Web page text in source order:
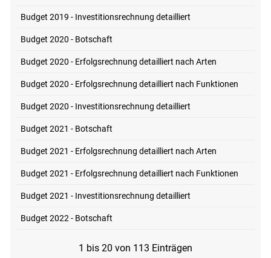
Budget 2019 - Investitionsrechnung detailliert
Budget 2020 - Botschaft
Budget 2020 - Erfolgsrechnung detailliert nach Arten
Budget 2020 - Erfolgsrechnung detailliert nach Funktionen
Budget 2020 - Investitionsrechnung detailliert
Budget 2021 - Botschaft
Budget 2021 - Erfolgsrechnung detailliert nach Arten
Budget 2021 - Erfolgsrechnung detailliert nach Funktionen
Budget 2021 - Investitionsrechnung detailliert
Budget 2022 - Botschaft
1 bis 20 von 113 Einträgen